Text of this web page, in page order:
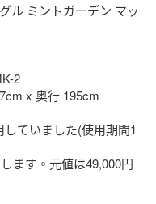
ル ミントガーデン マッ
2
x 奥行 195cm
ていました(使用期間1
ます。元値は49,000円